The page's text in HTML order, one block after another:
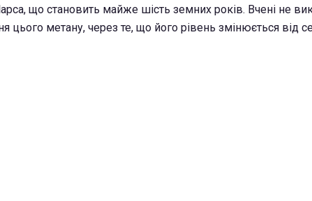
що становить майже шість земних років. Вчені не
цього метану, через те, що його рівень змінюється від